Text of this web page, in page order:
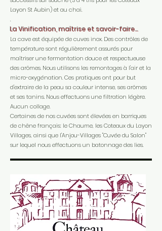
Layon St Aubin) et au chai.
.
La Vinification, maîtrise et savoir-faire...
La cave est équipée de cuves inox. Des contrôles de
température sont régulièrement assurés pour
maîtriser une fermentation douce et respectueuse
des arômes. Nous utilisons les remontages à l'air et la
micro-oxygénation. Ces pratiques ont pour but
d'extraire de la peau sa couleur intense, ses arômes
et ses tanins. Nous effectuons une filtration légère.
Aucun collage.
Certaines de nos cuvées sont élevées en barriques
de chêne français: le Chaume, les Coteaux du Layon
Villages, ainsi que l'Anjou-Villages "Cuvée du Salon"
sur lequel nous effectuons un batonnage des lies.